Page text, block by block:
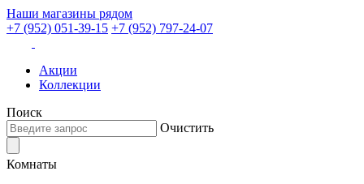
Наши магазины рядом
+7 (952) 051-39-15 +7 (952) 797-24-07
Акции
Коллекции
Поиск
Очистить
Комнаты